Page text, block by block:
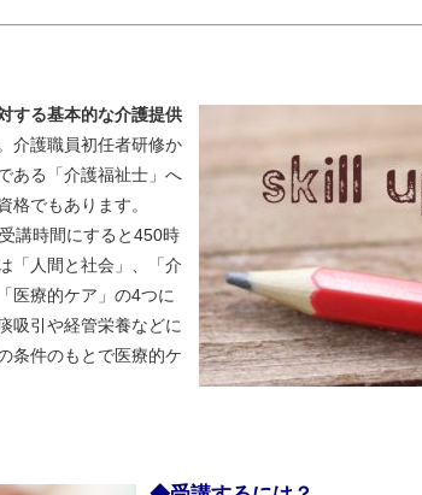
する基本的な介護提供
介護職員初任者研修か
ある「介護福祉士」へ
格でもあります。
講時間にすると450時
「人間と社会」、「介
医療的ケア」の4つに
吸引や経管栄養などに
条件のもとで医療的ケ